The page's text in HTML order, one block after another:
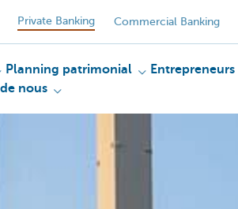
Private Banking Commercial Banking
Planning patrimonial Entrepreneurs
nous